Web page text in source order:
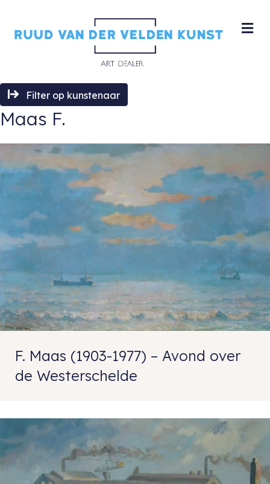
Filter op kunstenaar
Maas F.
F. Maas (1903-1977) – Avond over
de Westerschelde